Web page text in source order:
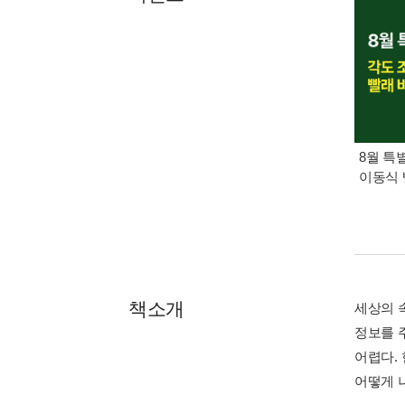
8월 특
이동식
책소개
세상의
정보를
어렵다.
어떻게